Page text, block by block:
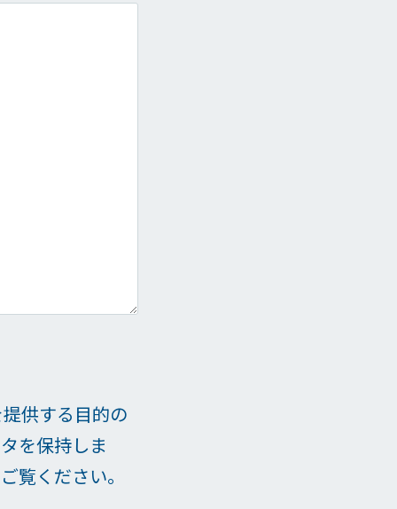
供する目的の
を保持しま
覧ください。